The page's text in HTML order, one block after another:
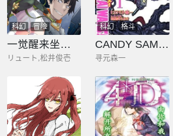
科幻 冒险
一觉醒来坐拥神装和飞船，我决定以买一套独门独户的房子为目标作为佣兵自由地活下去
リュート,松井俊壱
科幻 格斗
CANDY SAMURAI WARS！
寻元森一